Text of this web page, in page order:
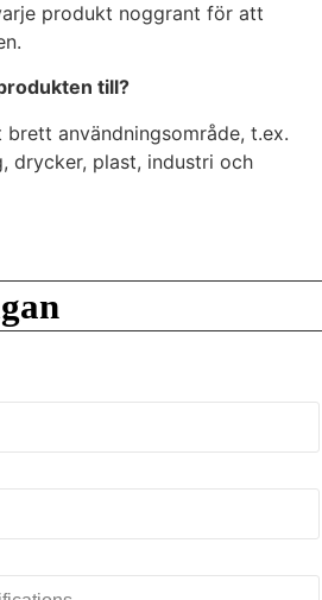
produkt noggrant för att
till?
användningsområde, t.ex.
drycker, plast, industri och